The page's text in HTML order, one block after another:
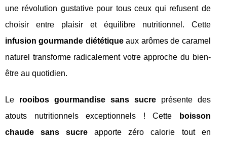
une révolution gustative pour tous ceux qui refusent de
choisir entre plaisir et équilibre nutritionnel. Cette
infusion gourmande diététiqueaux arômes de caramel
naturel transforme radicalement votre approche du bien-
être au quotidien.
Le rooibos gourmandise sans sucreprésente des
atouts nutritionnels exceptionnels ! Cette
boisson
chaude sans sucre apporte zéro calorie tout en